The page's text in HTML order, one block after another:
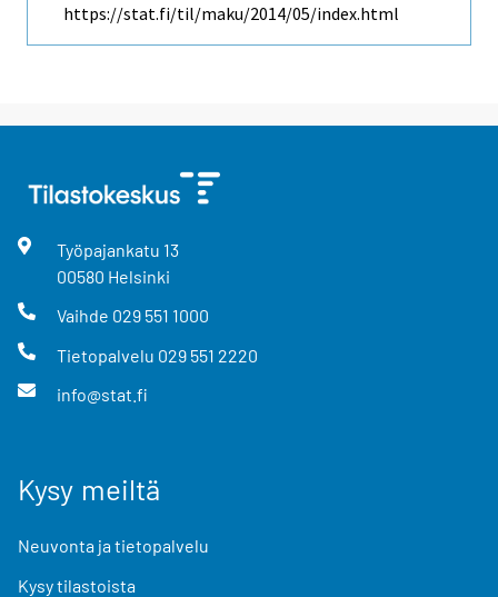
https://stat.fi/til/maku/2014/05/index.html
Työpajankatu 13
00580 Helsinki
Vaihde 029 551 1000
Tietopalvelu 029 551 2220
info@stat.fi
Kysy meiltä
Neuvonta ja tietopalvelu
Kysy tilastoista